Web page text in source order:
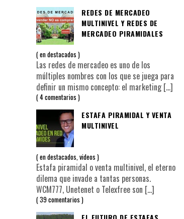
REDES DE MERCADEO
MULTINIVEL Y REDES DE
MERCADEO PIRAMIDALES
endestacados
Las redes de mercadeo es uno de los
múltiples nombres con los que se juega para
definir un mismo concepto: el marketing[…]
4 comentarios
ESTAFA PIRAMIDAL Y VENTA
MULTINIVEL
endestacados videos
Estafa piramidal o venta multinivel, el eterno
dilema que invade a tantas personas.
WCM777, Unetenet o Telexfree son […]
39 comentarios